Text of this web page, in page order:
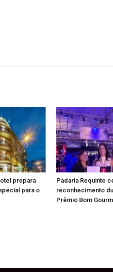
prepara
para o
Padaria Requinte
reconhecimento
Prêmio Bom